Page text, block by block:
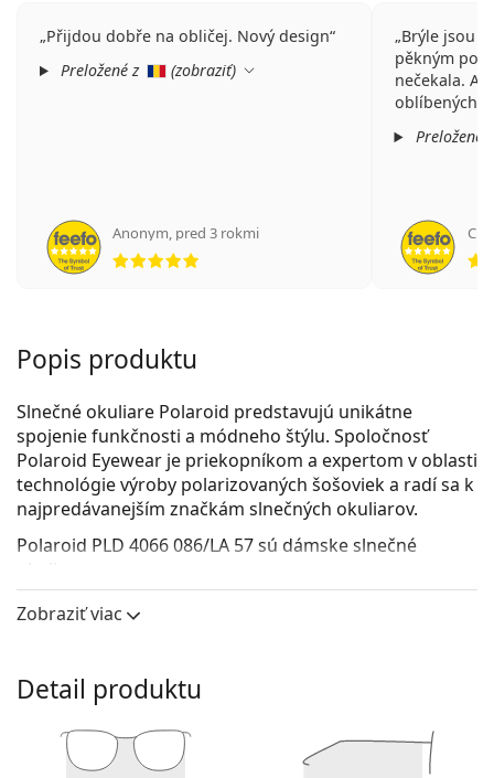
Přijdou dobře na obličej. Nový design
Preložené z
(zobraziť)
Anonym, pred 3 rokmi
Brýle jsou
pěkným
nečekala. A
oblíbených
Preložené
Popis produktu
Slnečné okuliare Polaroid predstavujú unikátne
spojenie funkčnosti a módneho štýlu. Spoločnosť
Polaroid Eyewear je priekopníkom a expertom v oblasti
technológie výroby polarizovaných šošoviek a radí sa k
najpredávanejším značkám slnečných okuliarov.
Polaroid PLD 4066 086/LA 57sú dámske slnečné
Pozrite sa, ako vyzeráte v týchto slnečných okuliaroch
Hnedá farba rámov skvele ladí s teplým odtieňom
pleti a so svetlohnedými, čiernymi alebo tmavými
blond vlasmi.
Zobraziť viac
Detail produktu